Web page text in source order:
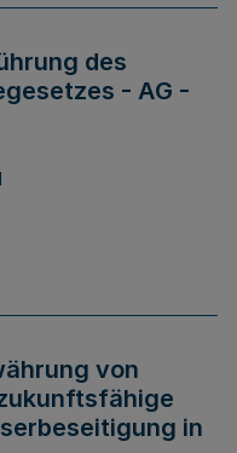
des
- AG -
von
in